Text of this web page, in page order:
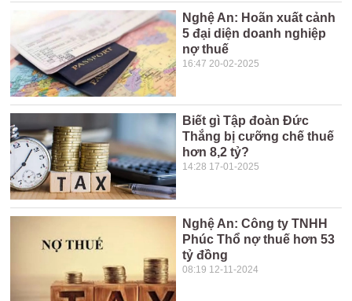
Nghệ An: Hoãn xuất cảnh
5 đại diện doanh nghiệp
nợ thuế
16:47 20-02-2025
Biết gì Tập đoàn Đức
Thắng bị cưỡng chế thuế
hơn 8,2 tỷ?
14:28 17-01-2025
Nghệ An: Công ty TNHH
Phúc Thổ nợ thuế hơn 53
tỷ đồng
08:19 12-11-2024